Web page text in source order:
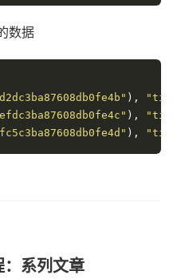
数据
),
),
),
系列文章